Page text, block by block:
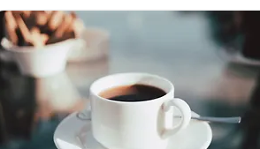
den afdøde på det sted, hvor asken bliver
spredt. Med vinden som bærer og bølgerne
som vugge bliver mindet om den afdøde en del
af havets evige rytme, hvilket skaber en varig
forbindelse til naturen og universet. Det er en
handling, der ikke blot symboliserer
afslutningen på et liv, men også en fortsættelse i
en større sammenhæng, hvor havet omslutter
minderne og holder dem levende.